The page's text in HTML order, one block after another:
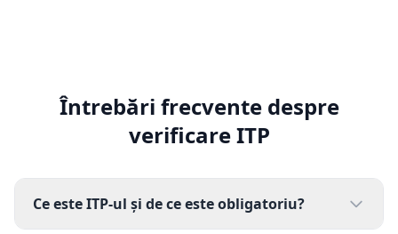
Întrebări frecvente despre
verificare ITP
Ce este ITP-ul și de ce este obligatoriu?